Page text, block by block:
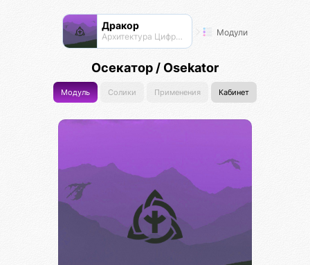
Дракор
Архитектура Цифровой Жизни Модули
Осекатор / Osekator
Модуль Солики Применения Кабинет